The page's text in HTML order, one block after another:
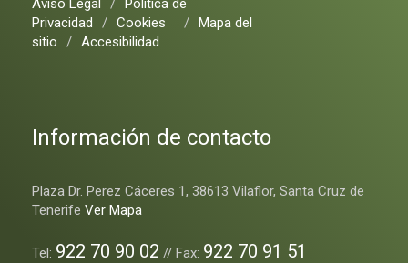
Privacidad
/ Cookies / Mapa del
sitio
/ Accesibilidad
Información de contacto
Plaza Dr. Perez Cáceres 1, 38613 Vilaflor, Santa Cruz de
Tenerife Ver Mapa
Tel: 922 70 90 02 // Fax: 922 70 91 51